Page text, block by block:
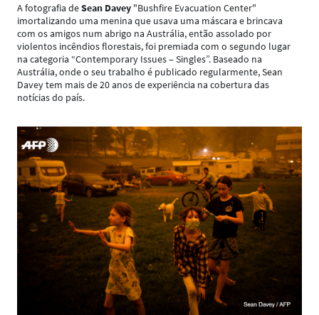
A fotografia deSean Davey "Bushfire Evacuation Center"
imortalizando uma menina que usava uma máscara e brincava
com os amigos num abrigo na Austrália, então assolado por
violentos incêndios florestais, foi premiada com o segundo lugar
na categoria “Contemporary Issues – Singles”. Baseado na
Austrália, onde o seu trabalho é publicado regularmente, Sean
Davey tem mais de 20 anos de experiência na cobertura das
notícias do país.